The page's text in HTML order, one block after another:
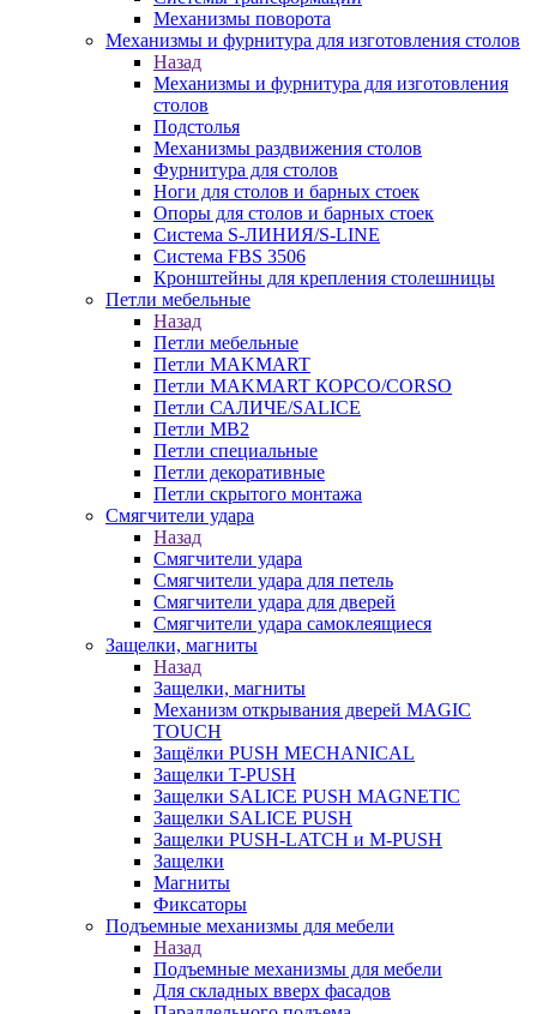
Механизмы поворота
Механизмы и фурнитура для изготовления столов
Назад
Механизмы и фурнитура для изготовления
столов
Подстолья
Механизмы раздвижения столов
Фурнитура для столов
Ноги для столов и барных стоек
Опоры для столов и барных стоек
Система S-ЛИНИЯ/S-LINE
Система FBS 3506
Кронштейны для крепления столешницы
Петли мебельные
Назад
Петли мебельные
Петли MAKMART
Петли MAKMART КОРСО/CORSO
Петли САЛИЧЕ/SALICE
Петли MB2
Петли специальные
Петли декоративные
Петли скрытого монтажа
Смягчители удара
Назад
Смягчители удара
Смягчители удара для петель
Смягчители удара для дверей
Cмягчители удара самоклеящиеся
Защелки, магниты
Назад
Защелки, магниты
Механизм открывания дверей MAGIC
TOUCH
Защёлки PUSH MECHANICAL
Защелки T-PUSH
Защелки SALICE PUSH MAGNETIC
Защелки SALICE PUSH
Защелки PUSH-LATCH и M-PUSH
Защелки
Магниты
Фиксаторы
Подъемные механизмы для мебели
Назад
Подъемные механизмы для мебели
Для складных вверх фасадов